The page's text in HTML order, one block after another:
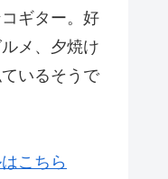
ギター。好
メ、夕焼け
いるそうで
こちら